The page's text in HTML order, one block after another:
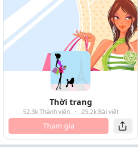
Thời trang
52.3k Thành viên · 25.2k Bài viết
Tham gia